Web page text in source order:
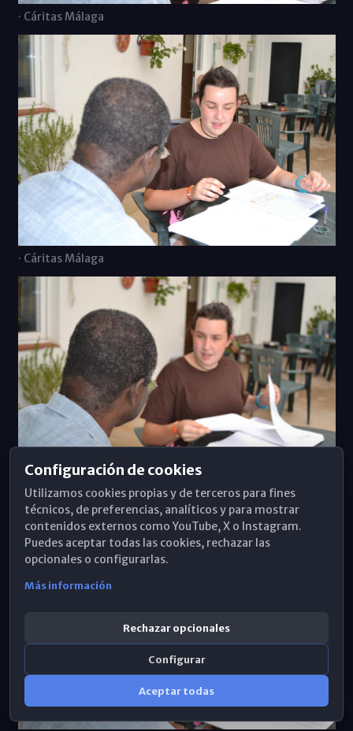
· Cáritas Málaga
· Cáritas Málaga
· Cáritas Málaga
Configuración de cookies
Utilizamos cookies propias y de terceros para fines
técnicos, de preferencias, analíticos y para mostrar
contenidos externos como YouTube, X o Instagram.
Puedes aceptar todas las cookies, rechazar las
opcionales o configurarlas.
Más información
Rechazar opcionales
Configurar
Aceptar todas